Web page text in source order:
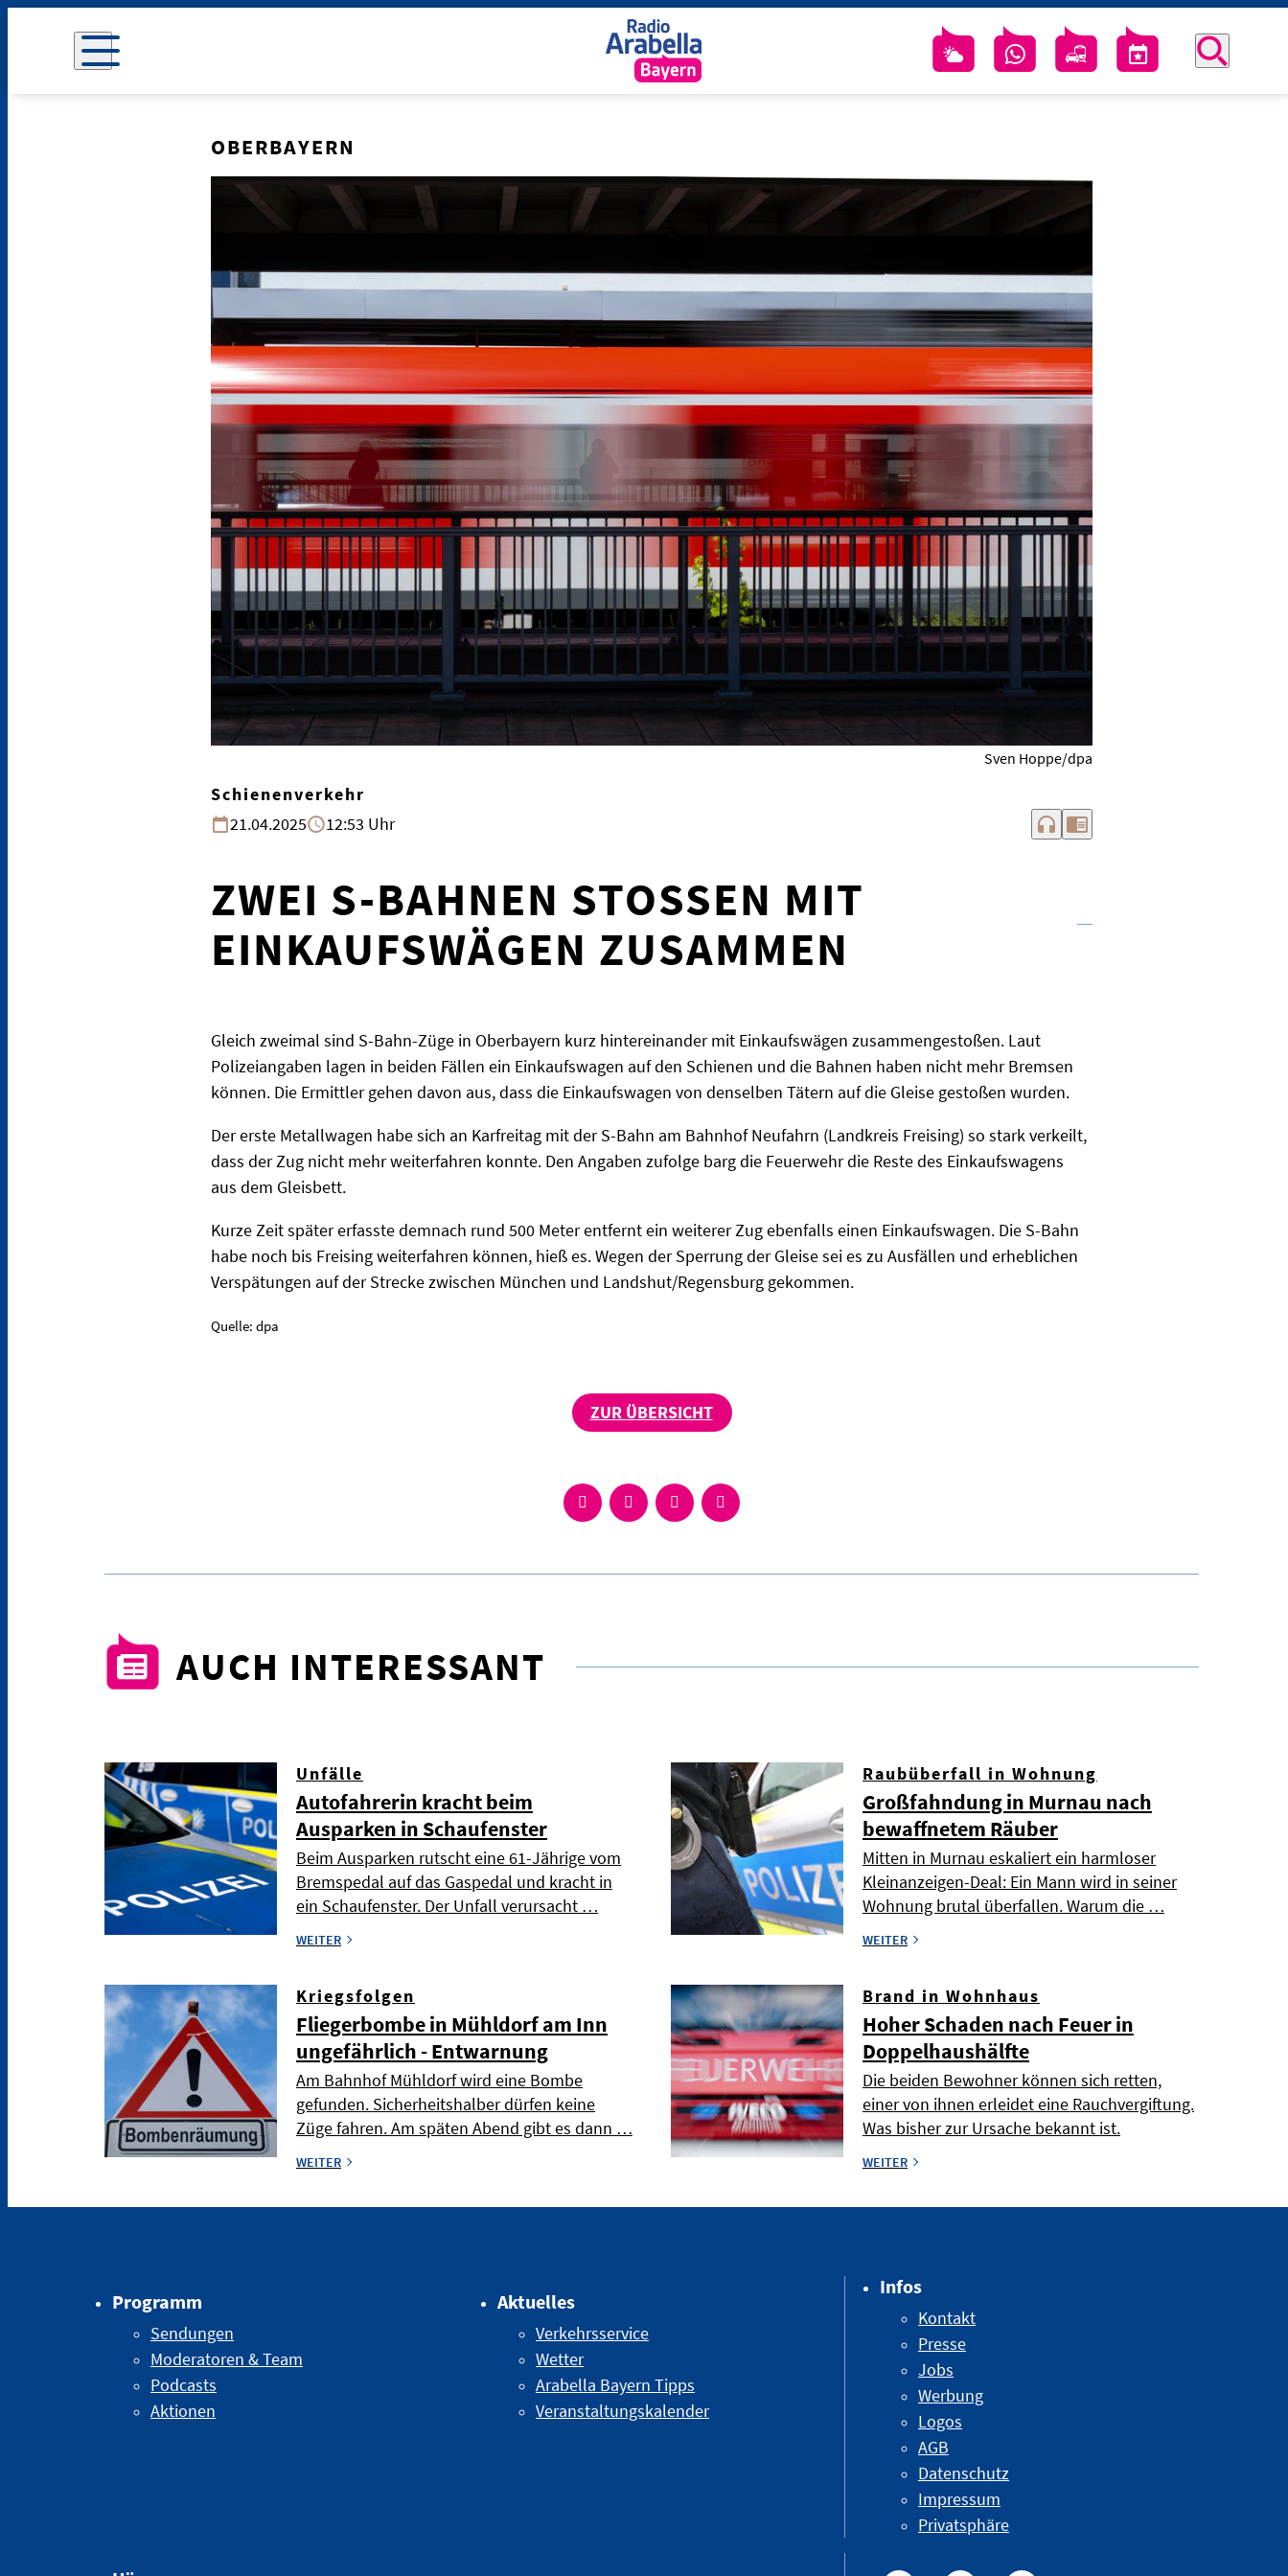
OBERBAYERN
Sven Hoppe/dpa
Schienenverkehr
21.04.2025
12:53 Uhr headphones chrome_reader_mode
ZWEI S-BAHNEN STOSSEN MIT E
INKAUFSWÄGEN ZUSAMMEN
Gleich zweimal sind S-Bahn-Züge in Oberbayern kurz hintereinander mit Einkaufswägen zusammengestoßen. Laut
Polizeiangaben lagen in beiden Fällen ein Einkaufswagen auf den Schienen und die Bahnen haben nicht mehr Bremsen
können. Die Ermittler gehen davon aus, dass die Einkaufswagen von denselben Tätern auf die Gleise gestoßen wurden.
Der erste Metallwagen habe sich an Karfreitag mit der S-Bahn am Bahnhof Neufahrn (Landkreis Freising) so stark verkeilt,
dass der Zug nicht mehr weiterfahren konnte. Den Angaben zufolge barg die Feuerwehr die Reste des Einkaufswagens
aus dem Gleisbett.
Kurze Zeit später erfasste demnach rund 500 Meter entfernt ein weiterer Zug ebenfalls einen Einkaufswagen. Die S-Bahn
habe noch bis Freising weiterfahren können, hieß es. Wegen der Sperrung der Gleise sei es zu Ausfällen und erheblichen
Verspätungen auf der Strecke zwischen München und Landshut/Regensburg gekommen.
Quelle: dpa
ZUR ÜBERSICHT
AUCH INTERESSANT
Unfälle
Autofahrerin kracht beim
Ausparken in Schaufenster
Beim Ausparken rutscht eine 61-Jährige vom
Bremspedal auf das Gaspedal und kracht in
ein Schaufenster. Der Unfall verursacht …
WEITER
Raubüberfall in Wohnung
Großfahndung in Murnau nach
bewaffnetem Räuber
Mitten in Murnau eskaliert ein harmloser
Kleinanzeigen-Deal: Ein Mann wird in seiner
Wohnung brutal überfallen. Warum die …
WEITER
Kriegsfolgen
Fliegerbombe in Mühldorf am Inn
ungefährlich - Entwarnung
Am Bahnhof Mühldorf wird eine Bombe
gefunden. Sicherheitshalber dürfen keine
Züge fahren. Am späten Abend gibt es dann …
WEITER
Brand in Wohnhaus
Hoher Schaden nach Feuer in
Doppelhaushälfte
Die beiden Bewohner können sich retten,
einer von ihnen erleidet eine Rauchvergiftung.
Was bisher zur Ursache bekannt ist.
WEITER
Programm
Sendungen
Moderatoren & Team
Podcasts
Aktionen
Aktuelles
Verkehrsservice
Wetter
Arabella Bayern Tipps
Veranstaltungskalender
Infos
Kontakt
Presse
Jobs
Werbung
Logos
AGB
Datenschutz
Impressum
Privatsphäre